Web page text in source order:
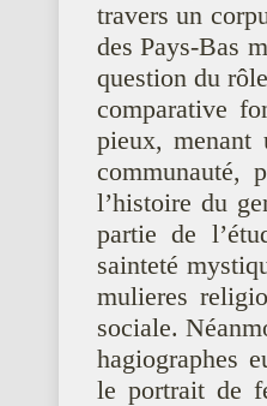
travers un
des Pays-Bas
question du
comparative
pieux, menant
communauté,
l’histoire du
partie de
sainteté
mulieres
sociale.
hagiographes
le portrait de